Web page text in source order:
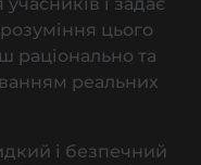
цього
раціонально та
реальних
і безпечний